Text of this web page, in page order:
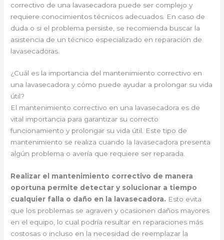
correctivo de una lavasecadora puede ser complejo y
requiere conocimientos técnicos adecuados. En caso de
duda o si el problema persiste, se recomienda buscar la
asistencia de un técnico especializado en reparación de
lavasecadoras.
¿Cuál es la importancia del mantenimiento correctivo en
una lavasecadora y cómo puede ayudar a prolongar su vida
útil?
El mantenimiento correctivo en una lavasecadora es de
vital importancia para garantizar su correcto
funcionamiento y prolongar su vida útil. Este tipo de
mantenimiento se realiza cuando la lavasecadora presenta
algún problema o avería que requiere ser reparada.
Realizar el mantenimiento correctivo de manera
oportuna permite detectar y solucionar a tiempo
cualquier falla o daño en la lavasecadora. Esto evita
que los problemas se agraven y ocasionen daños mayores
en el equipo, lo cual podría resultar en reparaciones más
costosas o incluso en la necesidad de reemplazar la